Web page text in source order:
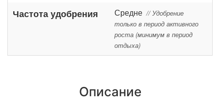
Частота удобрения Средне // Удобрение
только в период активного
роста (минимум в период
отдыха)
Описание